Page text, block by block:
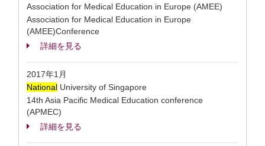
Association for Medical Education in Europe (AMEE)
Association for Medical Education in Europe
(AMEE)Conference
詳細を見る
2017年1月
National University of Singapore
14th Asia Pacific Medical Education conference
(APMEC)
詳細を見る